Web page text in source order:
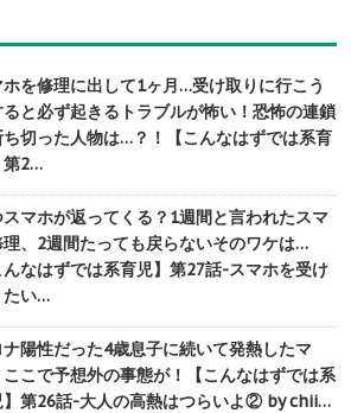
ホを修理に出して1ヶ月…受け取りに行こう
ると必ず起きるトラブルが怖い！恐怖の連鎖
ち切った人物は…？！【こんなはずでは系育
第2…
スマホが返ってくる？1週間と言われたスマ
理、2週間たっても戻らないそのワケは…
んなはずでは系育児】第27話-スマホを受け
たい…
ナ陽性だった4歳息子に続いて発熱したマ
ここで予想外の事態が！【こんなはずでは系
】第26話-大人の高熱はつらいよ② by chii…